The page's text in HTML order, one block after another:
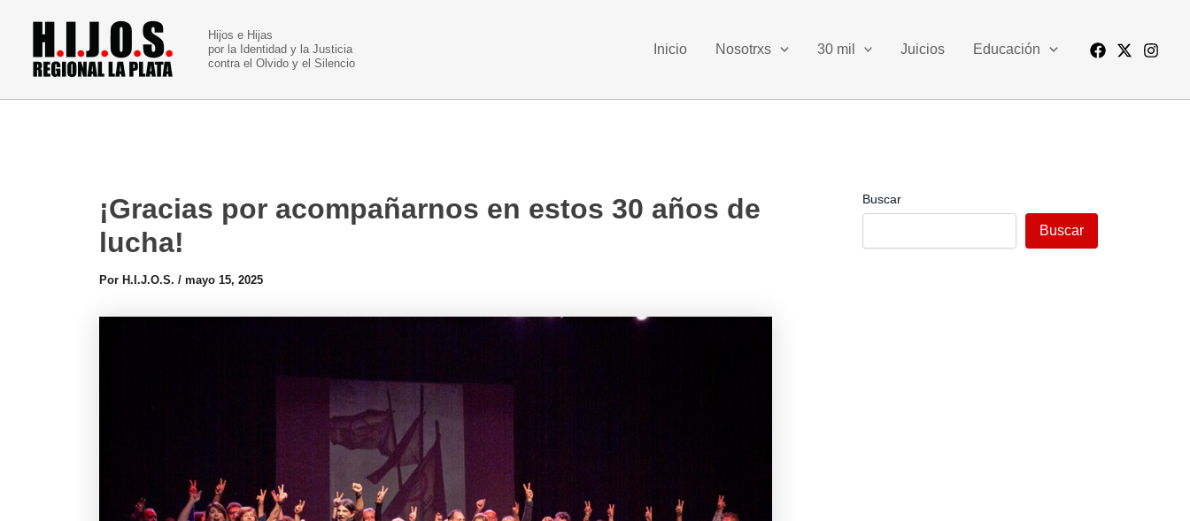
contenido
Hijos e Hijas
por la Identidad y la Justicia
contra el Olvido y el Silencio
Inicio Nosotrxs 30 mil Juicios Educación
¡Gracias por acompañarnos en estos 30 años de
lucha!
Por H.I.J.O.S. / mayo 15, 2025
Buscar
Buscar